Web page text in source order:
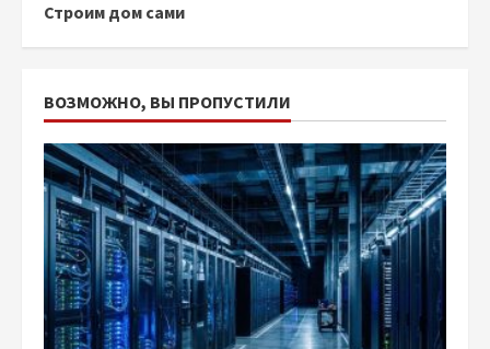
Строим дом сами
ВОЗМОЖНО, ВЫ ПРОПУСТИЛИ